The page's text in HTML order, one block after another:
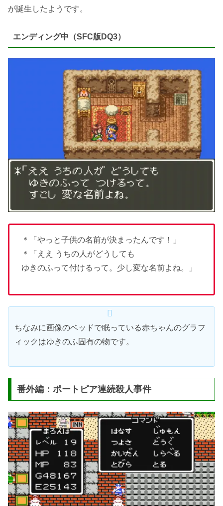
が誕生したようです。
エンディング中（SFC版DQ3）
＊「やっと子供の名前が決まったんです！」
＊「ええ うちの人がどうしても
ゆきのふって付けるって。少し変な名前よね。」
ちなみに画像のベッドで眠っている赤ちゃんのグラフ
ィックはゆきのふ固有の物です。
番外編：ポートピア連続殺人事件